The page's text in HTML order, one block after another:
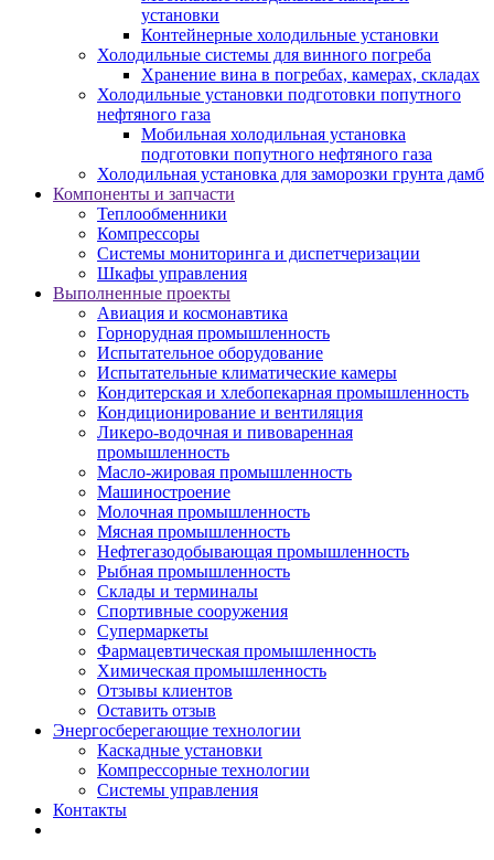
установки
Контейнерные холодильные установки
Холодильные системы для винного погреба
Хранение вина в погребах, камерах, складах
Холодильные установки подготовки попутного
нефтяного газа
Мобильная холодильная установка
подготовки попутного нефтяного газа
Холодильная установка для заморозки грунта дамб
Компоненты и запчасти
Теплообменники
Компрессоры
Системы мониторинга и диспетчеризации
Шкафы управления
Выполненные проекты
Авиация и космонавтика
Горнорудная промышленность
Испытательное оборудование
Испытательные климатические камеры
Кондитерская и хлебопекарная промышленность
Кондиционирование и вентиляция
Ликеро-водочная и пивоваренная
промышленность
Масло-жировая промышленность
Машиностроение
Молочная промышленность
Мясная промышленность
Нефтегазодобывающая промышленность
Рыбная промышленность
Склады и терминалы
Спортивные сооружения
Супермаркеты
Фармацевтическая промышленность
Химическая промышленность
Отзывы клиентов
Оставить отзыв
Энергосберегающие технологии
Каскадные установки
Компрессорные технологии
Системы управления
Контакты